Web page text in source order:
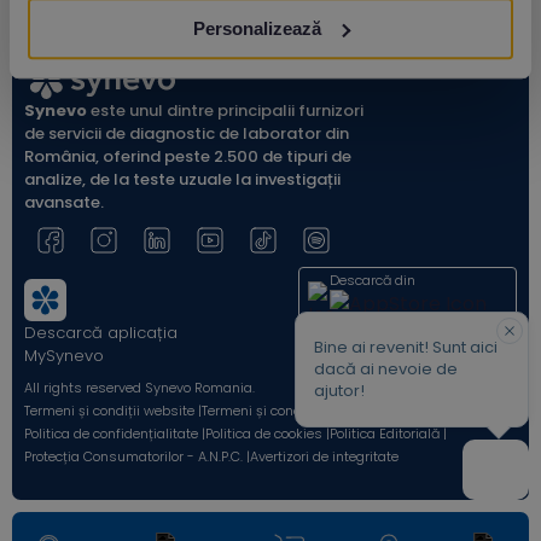
Personalizează
Synevoeste unul dintre principalii furnizori
de servicii de diagnostic de laborator din
România, oferind peste 2.500 de tipuri de
analize, de la teste uzuale la investigații
avansate.
Descarcă aplicația
MySynevo
Descarcă din
All rights reserved Synevo Romania.
Termeni și condiții website |Termeni și condiții Shop Online |
Politica de confidențialitate |Politica de cookies |Politica Editorială |
Protecția Consumatorilor - A.N.P.C. |Avertizori de integritate
Bine ai revenit! Sunt aici
dacă ai nevoie de
ajutor!